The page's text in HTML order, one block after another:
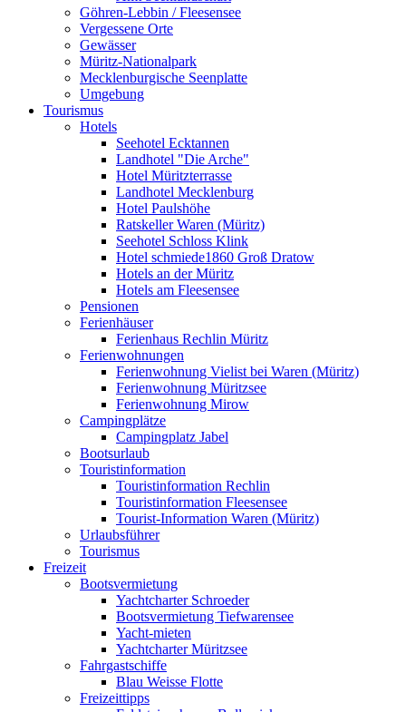
Göhren-Lebbin / Fleesensee
Vergessene Orte
Gewässer
Müritz-Nationalpark
Mecklenburgische Seenplatte
Umgebung
Tourismus
Hotels
Seehotel Ecktannen
Landhotel "Die Arche"
Hotel Müritzterrasse
Landhotel Mecklenburg
Hotel Paulshöhe
Ratskeller Waren (Müritz)
Seehotel Schloss Klink
Hotel schmiede1860 Groß Dratow
Hotels an der Müritz
Hotels am Fleesensee
Pensionen
Ferienhäuser
Ferienhaus Rechlin Müritz
Ferienwohnungen
Ferienwohnung Vielist bei Waren (Müritz)
Ferienwohnung Müritzsee
Ferienwohnung Mirow
Campingplätze
Campingplatz Jabel
Bootsurlaub
Touristinformation
Touristinformation Rechlin
Touristinformation Fleesensee
Tourist-Information Waren (Müritz)
Urlaubsführer
Tourismus
Freizeit
Bootsvermietung
Yachtcharter Schroeder
Bootsvermietung Tiefwarensee
Yacht-mieten
Yachtcharter Müritzsee
Fahrgastschiffe
Blau Weisse Flotte
Freizeittipps